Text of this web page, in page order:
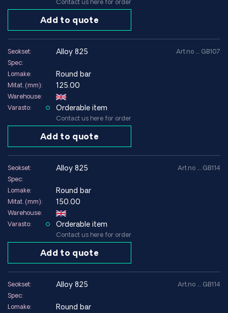
Contact us here for order
Add to quote
Seokset: alloy 825
Spec:
Lomake:
Round bar
Mitat. (mm): 125.00
Warehouse:
Varasto:
Orderable item
Contact us here for order
Add to quote
Art.no .... GB107
Seokset: alloy 825
Spec:
Lomake:
Round bar
Mitat. (mm): 150.00
Warehouse:
Varasto:
Orderable item
Contact us here for order
Add to quote
Art.no .... GB114
Seokset: alloy 825
Spec:
Lomake:
Round bar
Art.no .... GB114